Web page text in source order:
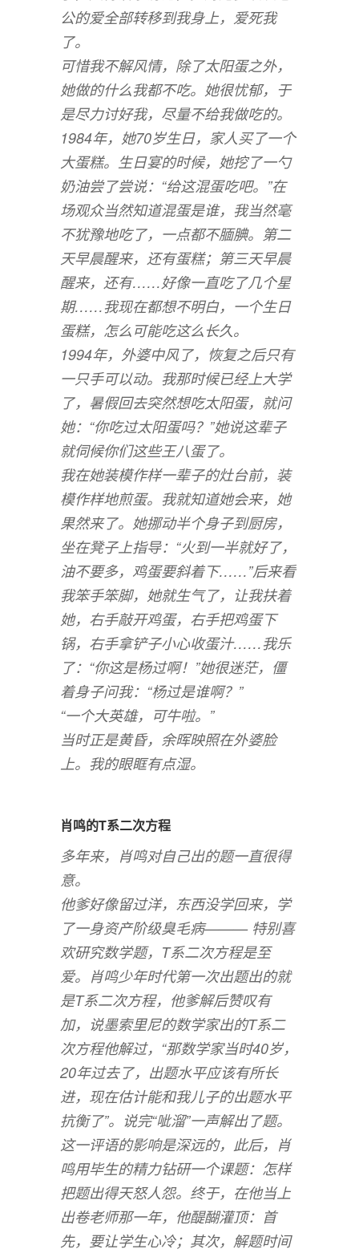
公的爱全部转移到我身上，爱死我
了。
可惜我不解风情，除了太阳蛋之外，
她做的什么我都不吃。她很忧郁，于
是尽力讨好我，尽量不给我做吃的。
1984年，她70岁生日，家人买了一个
大蛋糕。生日宴的时候，她挖了一勺
奶油尝了尝说：“给这混蛋吃吧。”在
场观众当然知道混蛋是谁，我当然毫
不犹豫地吃了，一点都不腼腆。第二
天早晨醒来，还有蛋糕；第三天早晨
醒来，还有……好像一直吃了几个星
期……我现在都想不明白，一个生日
蛋糕，怎么可能吃这么长久。
1994年，外婆中风了，恢复之后只有
一只手可以动。我那时候已经上大学
了，暑假回去突然想吃太阳蛋，就问
她：“你吃过太阳蛋吗？”她说这辈子
就伺候你们这些王八蛋了。
我在她装模作样一辈子的灶台前，装
模作样地煎蛋。我就知道她会来，她
果然来了。她挪动半个身子到厨房，
坐在凳子上指导：“火到一半就好了，
油不要多，鸡蛋要斜着下……”后来看
我笨手笨脚，她就生气了，让我扶着
她，右手敲开鸡蛋，右手把鸡蛋下
锅，右手拿铲子小心收蛋汁……我乐
了：“你这是杨过啊！”她很迷茫，僵
着身子问我：“杨过是谁啊？”
“一个大英雄，可牛啦。”
当时正是黄昏，余晖映照在外婆脸
上。我的眼眶有点湿。
肖鸣的T系二次方程
多年来，肖鸣对自己出的题一直很得
意。
他爹好像留过洋，东西没学回来，学
了一身资产阶级臭毛病——— 特别喜
欢研究数学题，T系二次方程是至
爱。肖鸣少年时代第一次出题出的就
是T系二次方程，他爹解后赞叹有
加，说墨索里尼的数学家出的T系二
次方程他解过，“那数学家当时40岁，
20年过去了，出题水平应该有所长
进，现在估计能和我儿子的出题水平
抗衡了”。说完“呲溜”一声解出了题。
这一评语的影响是深远的，此后，肖
鸣用毕生的精力钻研一个课题：怎样
把题出得天怒人怨。终于，在他当上
出卷老师那一年，他醍醐灌顶：首
先，要让学生心冷；其次，解题时间